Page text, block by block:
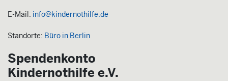
E-Mail: info@kindernothilfe.de
Standorte: Büro in Berlin
Spendenkonto
Kindernothilfe e.V.